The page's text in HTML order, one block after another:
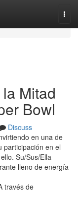
Mitad
Bowl
Discuss
en una de
participación en el
Su/Sus/Ella
lleno de energía
través de